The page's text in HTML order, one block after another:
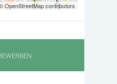
OpenStreetMap contributors